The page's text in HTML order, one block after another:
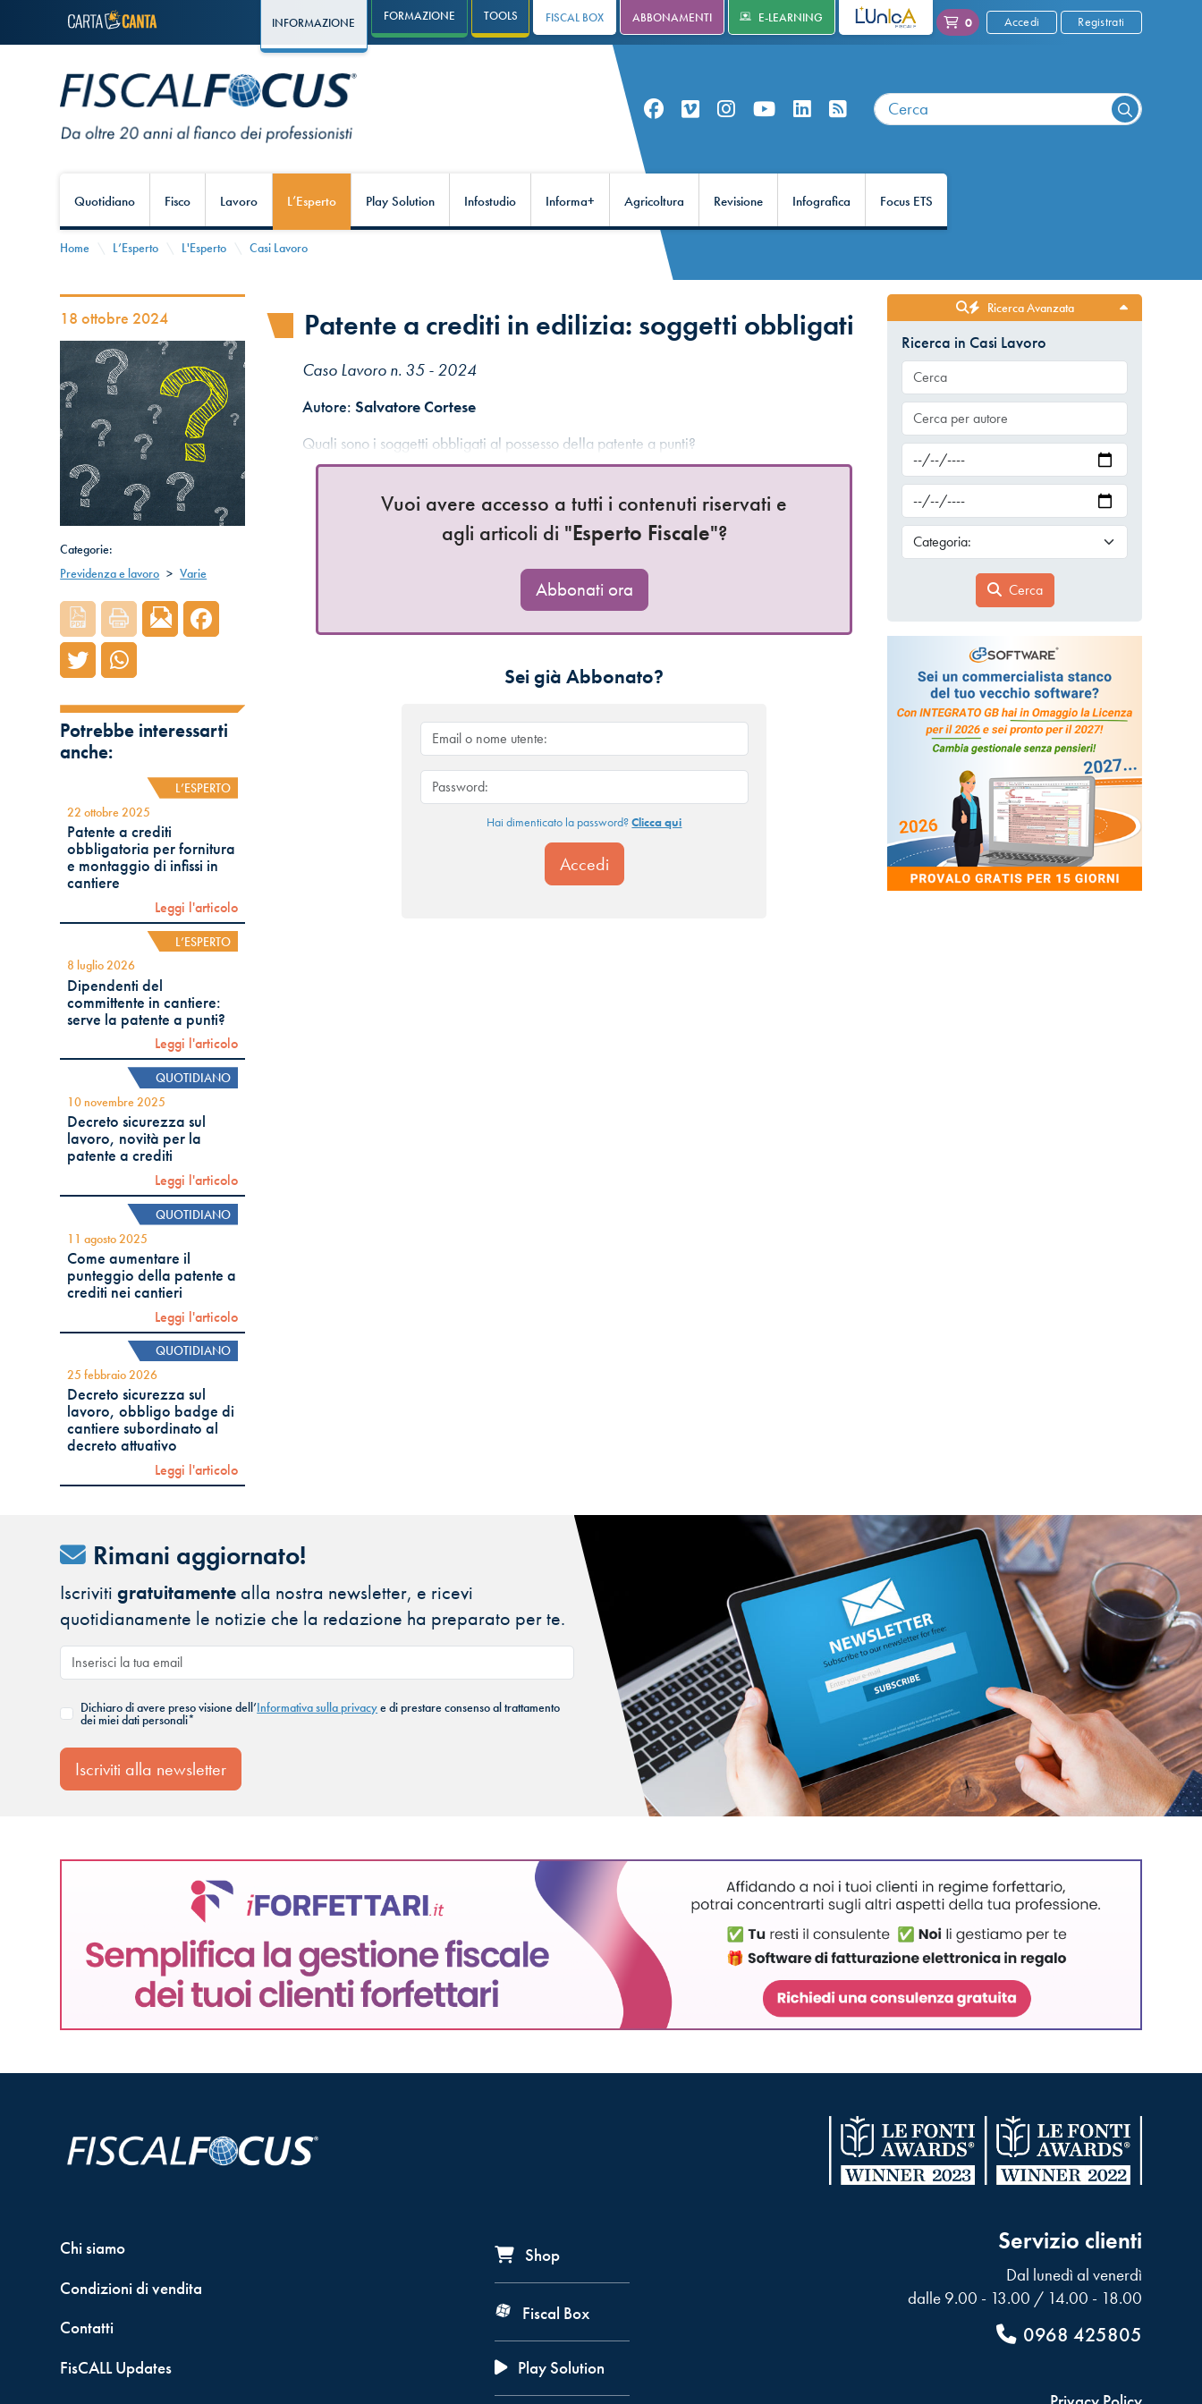
INFORMAZIONE FORMAZIONE TOOLS FISCAL BOX ABBONAMENTI E-LEARNING L'UNICA 0 Accedi Registrati
Quotidiano Fisco Lavoro L’Esperto Play Solution Infostudio Informa+ Agricoltura Revisione Infografica Focus ETS
Home L’Esperto L'Esperto Casi Lavoro
18 ottobre 2024
Categorie:
Previdenza e lavoro > Varie
Potrebbe interessarti
anche:
L’ESPERTO
22 ottobre 2025
Patente a crediti
obbligatoria per fornitura
e montaggio di infissi in
cantiere
Leggi l'articolo
L’ESPERTO
8 luglio 2026
Dipendenti del
committente in cantiere:
serve la patente a punti?
Leggi l'articolo
QUOTIDIANO
10 novembre 2025
Decreto sicurezza sul
lavoro, novità per la
patente a crediti
Leggi l'articolo
QUOTIDIANO
11 agosto 2025
Come aumentare il
punteggio della patente a
crediti nei cantieri
Leggi l'articolo
QUOTIDIANO
25 febbraio 2026
Decreto sicurezza sul
lavoro, obbligo badge di
cantiere subordinato al
decreto attuativo
Leggi l'articolo
Patente a crediti in edilizia: soggetti obbligati
Caso Lavoro n. 35 - 2024
Autore:Salvatore Cortese
Quali sono i soggetti obbligati al possesso della patente a punti?
Vuoi avere accesso a tutti i contenuti riservati e
agli articoli di "Esperto Fiscale"?
Abbonati ora
Sei già Abbonato?
Hai dimenticato la password?Clicca qui
Ricerca Avanzata
Ricerca in Casi Lavoro
Cerca
Rimani aggiornato!
Iscrivitigratuitamente alla nostra newsletter, e ricevi
quotidianamente le notizie che la redazione ha preparato per te.
Dichiaro di avere preso visione dell’Informativa sulla privacye di prestare consenso al trattamento
dei miei dati personali*
Iscriviti alla newsletter
Chi siamo
Condizioni di vendita
Contatti
FisCALL Updates
Shop
Fiscal Box
Play Solution
Servizio clienti
Dal lunedì al venerdì
dalle 9.00 - 13.00 / 14.00 - 18.00
0968 425805